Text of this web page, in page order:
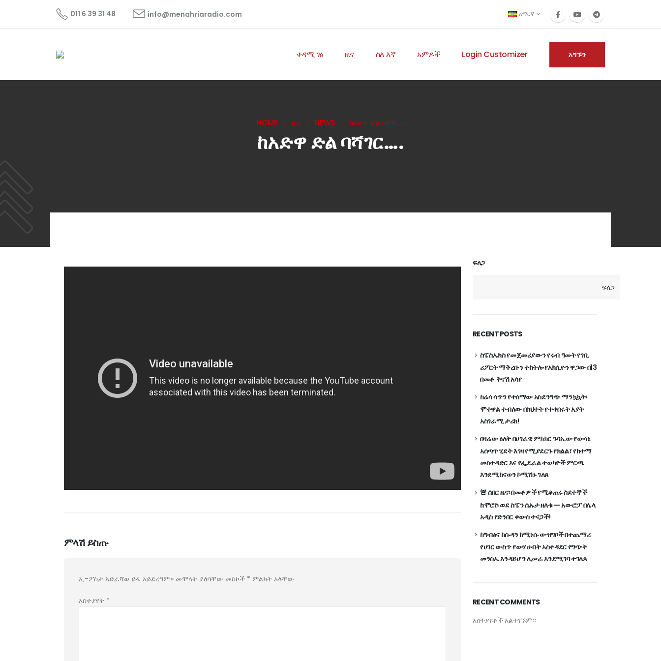
011 6 39 31 48 info@menahriaradio.com አማርኛ
ቀዳሚ ገፅ ዜና ስለ እኛ አምዶች Login Customizer አግኙን
HOME ዜና NEWS ከአድዋ ድል ባሻገር….
ከአድዋ ድል ባሻገር….
ምላሽ ይስጡ
ኢ-ፖስታ አድራሻወ ይፋ አይደረግም። መሞላት ያለባቸው መስኮች * ምልክት አላቸው
አስተያየት *
ፍለጋ
ፍለጋ
RECENT POSTS
ስፔስኤክስ የመጀመሪያውን የሩብ ዓመት የገቢ
ሪፖርት ማቅረቡን ተከትሎ የአክሲዮን ዋጋው በ13
በመቶ ቅናሽ አሳየ
ከሬሳ ሳጥን የተሰማው አስደንግጭ ማንኳኳት፡
ሞተዋል ተብለው በስህተት የተቀበሩት አያት
አስገራሚ ታሪክ!
በዛሬው ዕለት በሀገራዊ ምክክር ጉባኤው የውሳኔ
አሰጣጥ ሂደት እገዛ የሚያደርጉ የክልል፣ የከተማ
መስተዳድር እና የፌዴራል ተወካዮች ምርጫ
እንደሚከናወን ኮሚሽኑ ገለጸ
🚨 ሰበር ዜና፡ በመቶዎች የሚቆጠሩ ስደተኞች
ከሞሮኮ ወደ ስፔን ሴኡታ ዘለቁ — አውሮፓ በሌላ
አዲስ የድንበር ቀውስ ተናጋች!
ከግብፅና ከሱዳን ከሚነሱ ውዝግቦች በተጨማሪ
የሀገር ውስጥ የውሃ ሀብት አስተዳደር የግጭት
መንስኤ እንዳይሆን ሊሠራ እንደሚገባ ተገለጸ
RECENT COMMENTS
አስተያየቶች አልተገኙም።